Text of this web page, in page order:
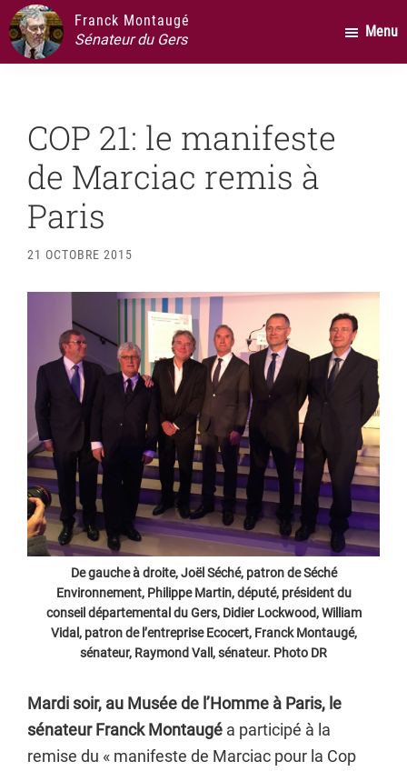
Passer
au
contenu
Passer
la
principale
Passer
au
pied
Franck Montaugé
Sénateur du Gers
Menu
COP 21: le manifeste
de Marciac remis à
Paris
21 OCTOBRE 2015
De gauche à droite, Joël Séché, patron de Séché
Environnement, Philippe Martin, député, président du
conseil départemental du Gers, Didier Lockwood, William
Vidal, patron de l’entreprise Ecocert, Franck Montaugé,
sénateur, Raymond Vall, sénateur. Photo DR
Mardi soir, au Musée de l’Homme à Paris, le
sénateur Franck Montaugé a participé à la
remise du « manifeste de Marciac pour la Cop